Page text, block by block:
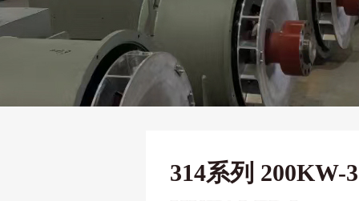
314系列 200KW-